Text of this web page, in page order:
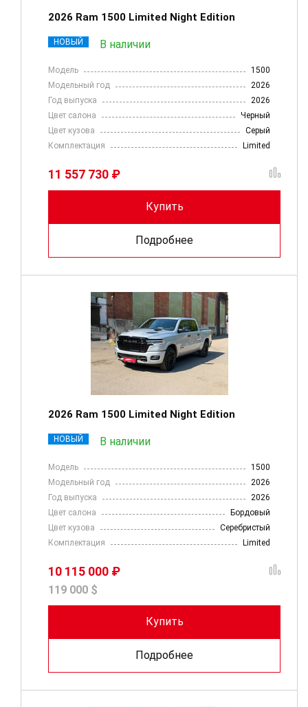
2026 Ram 1500 Limited Night Edition
НОВЫЙ В наличии
Модель
1500
Модельный год
2026
Год выпуска
2026
Цвет салона
Черный
Цвет кузова
Серый
Комплектация
Limited
11 557 730 ₽
Купить
Подробнее
2026 Ram 1500 Limited Night Edition
НОВЫЙ В наличии
Модель
1500
Модельный год
2026
Год выпуска
2026
Цвет салона
Бордовый
Цвет кузова
Серебристый
Комплектация
Limited
10 115 000 ₽
119 000 $
Купить
Подробнее